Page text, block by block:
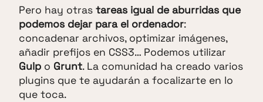
Pero hay otras tareas igual de aburridas que
podemos dejar para el ordenador:
concadenar archivos, optimizar imágenes,
añadir prefijos en CSS3… Podemos utilizar
Gulp o Grunt. La comunidad ha creado varios
plugins que te ayudarán a focalizarte en lo
que toca.